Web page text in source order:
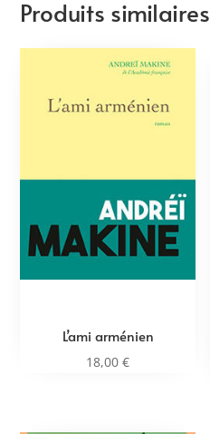
Produits similaires
L’ami arménien
18,00€